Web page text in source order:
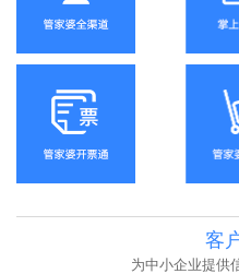
客
为中小企业提供